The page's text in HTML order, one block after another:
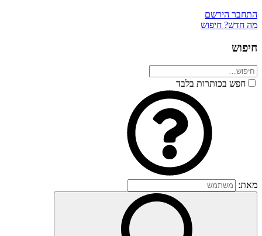
התחבר הירשם
מה חדש? חיפוש
חיפוש
חפש בכותרות בלבד
מאת: